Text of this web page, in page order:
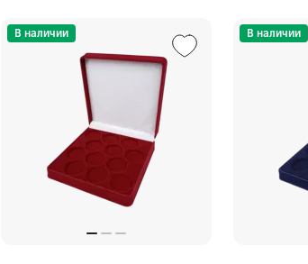
В наличии В наличии